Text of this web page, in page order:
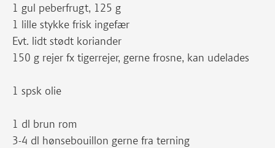
1 gul peberfrugt, 125 g
1 lille stykke frisk ingefær
Evt. lidt stødt koriander
150 g rejer fx tigerrejer, gerne frosne, kan udelades
1 spsk olie
1 dl brun rom
3-4 dl hønsebouillon gerne fra terning